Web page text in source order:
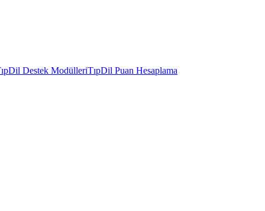
Destek ModülleriTıpDil Puan Hesaplama